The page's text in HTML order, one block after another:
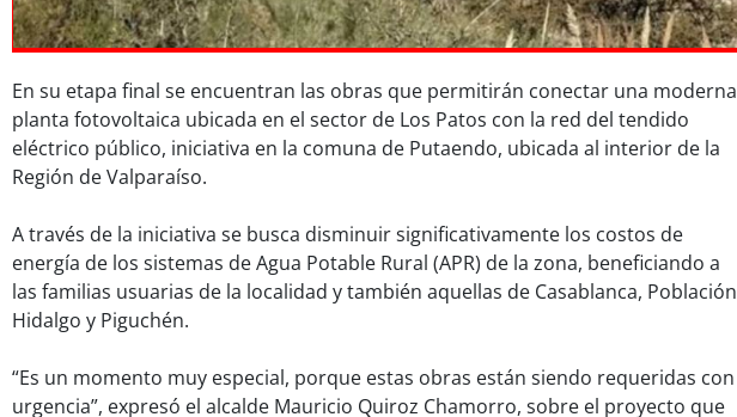
En su etapa final se encuentran las obras que permitirán conectar una moderna
planta fotovoltaica ubicada en el sector de Los Patos con la red del tendido
eléctrico público, iniciativa en la comuna de Putaendo, ubicada al interior de la
Región de Valparaíso.
A través de la iniciativa se busca disminuir significativamente los costos de
energía de los sistemas de Agua Potable Rural (APR) de la zona, beneficiando a
las familias usuarias de la localidad y también aquellas de Casablanca, Población
Hidalgo y Piguchén.
“Es un momento muy especial, porque estas obras están siendo requeridas con
urgencia”, expresó el alcalde Mauricio Quiroz Chamorro, sobre el proyecto que